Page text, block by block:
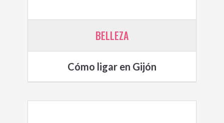
BELLEZA
Cómo ligar en Gijón